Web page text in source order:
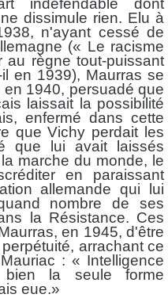
indéfendable dont
dissimule rien. Elu à
n'ayant cessé de
(« Le racisme
au règne tout-puissant
en 1939), Maurras se
1940, persuadé que
laissait la possibilité
enfermé dans cette
que Vichy perdait les
que lui avait laissés
marche du monde, le
en paraissant
allemande qui lui
nombre de ses
la Résistance. Ces
en 1945, d'être
arrachant ce
: « Intelligence
la seule forme
eue.»